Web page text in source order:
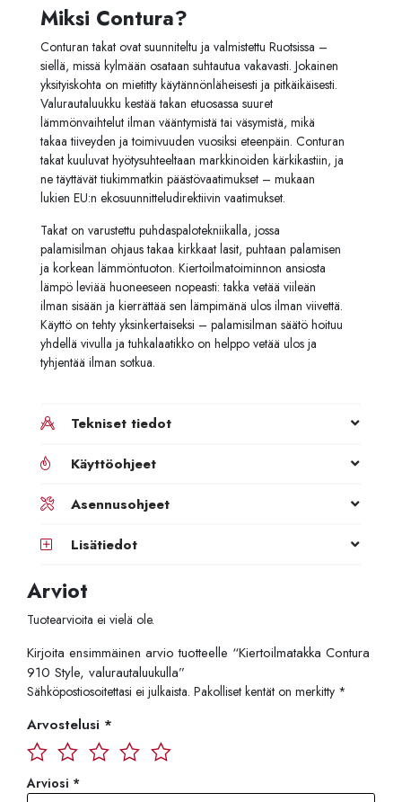
Miksi Contura?
Conturan takat ovat suunniteltu ja valmistettu Ruotsissa –
siellä, missä kylmään osataan suhtautua vakavasti. Jokainen
yksityiskohta on mietitty käytännönläheisesti ja pitkäikäisesti.
Valurautaluukku kestää takan etuosassa suuret
lämmönvaihtelut ilman vääntymistä tai väsymistä, mikä
takaa tiiveyden ja toimivuuden vuosiksi eteenpäin. Conturan
takat kuuluvat hyötysuhteeltaan markkinoiden kärkikastiin, ja
ne täyttävät tiukimmatkin päästövaatimukset – mukaan
lukien EU:n ekosuunnitteludirektiivin vaatimukset.
Takat on varustettu puhdaspalotekniikalla, jossa
palamisilman ohjaus takaa kirkkaat lasit, puhtaan palamisen
ja korkean lämmöntuoton. Kiertoilmatoiminnon ansiosta
lämpö leviää huoneeseen nopeasti: takka vetää viileän
ilman sisään ja kierrättää sen lämpimänä ulos ilman viivettä.
Käyttö on tehty yksinkertaiseksi – palamisilman säätö hoituu
yhdellä vivulla ja tuhkalaatikko on helppo vetää ulos ja
tyhjentää ilman sotkua.
Tekniset tiedot
Käyttöohjeet
Asennusohjeet
Lisätiedot
Arviot
Tuotearvioita ei vielä ole.
Kirjoita ensimmäinen arvio tuotteelle “Kiertoilmatakka Contura
910 Style, valurautaluukulla”
Sähköpostiosoitettasi ei julkaista. Pakolliset kentät on merkitty *
Arvostelusi *
Arviosi *